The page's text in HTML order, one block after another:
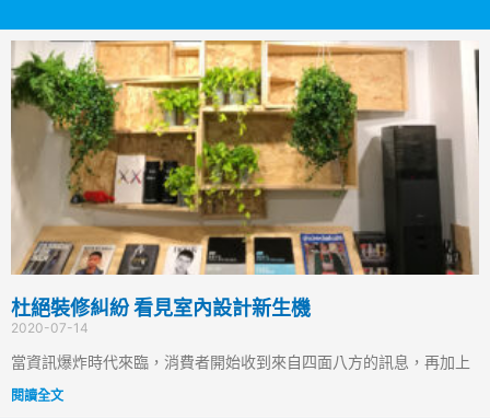
杜絕裝修糾紛 看見室內設計新生機
2020-07-14
當資訊爆炸時代來臨，消費者開始收到來自四面八方的訊息，再加上
閱讀全文